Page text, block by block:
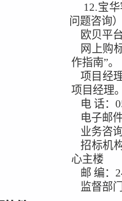
12.宝
问题咨询
欧贝平
网上购
作指南”。
项目经
项目经理
电 话：
电子邮
业务咨
招标机
心主楼
邮 编：
监督部